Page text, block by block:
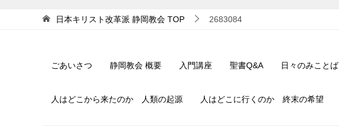
日本キリスト改革派 静岡教会 TOP 2683084
ごあいさつ 静岡教会 概要 入門講座 聖書Q&A 日々のみことば
人はどこから来たのか 人類の起源 人はどこに行くのか 終末の希望